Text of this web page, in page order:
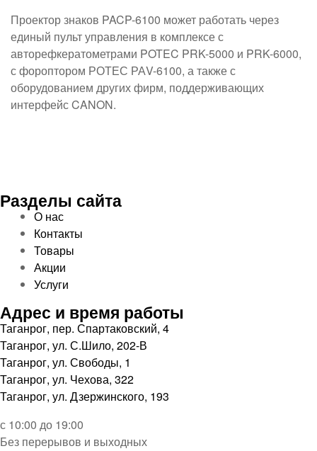
Проектор знаков PACP-6100 может работать через
единый пульт управления в комплексе с
авторефкератометрами POTEC PRK-5000 и PRK-6000,
с фороптором РОТЕС РАV-6100, а также с
оборудованием других фирм, поддерживающих
интерфейс CANON.
Разделы сайта
О нас
Контакты
Товары
Акции
Услуги
Адрес и время работы
Таганрог, пер. Спартаковский, 4
Таганрог, ул. С.Шило, 202-В
Таганрог, ул. Свободы, 1
Таганрог, ул. Чехова, 322
Таганрог, ул. Дзержинского, 193
с 10:00 до 19:00
Без перерывов и выходных